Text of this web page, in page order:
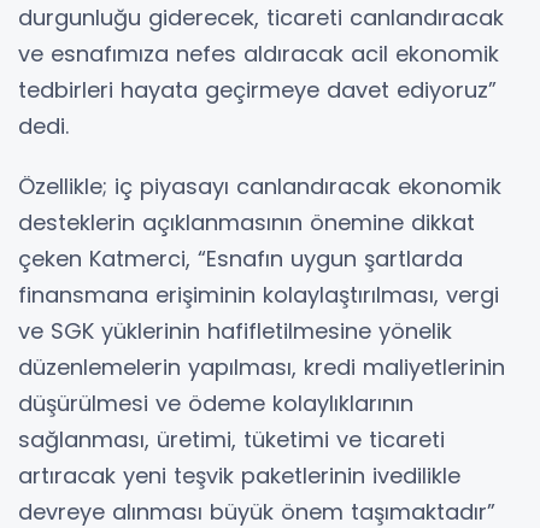
durgunluğu giderecek, ticareti canlandıracak
ve esnafımıza nefes aldıracak acil ekonomik
tedbirleri hayata geçirmeye davet ediyoruz”
dedi.
Özellikle; iç piyasayı canlandıracak ekonomik
desteklerin açıklanmasının önemine dikkat
çeken Katmerci, “Esnafın uygun şartlarda
finansmana erişiminin kolaylaştırılması, vergi
ve SGK yüklerinin hafifletilmesine yönelik
düzenlemelerin yapılması, kredi maliyetlerinin
düşürülmesi ve ödeme kolaylıklarının
sağlanması, üretimi, tüketimi ve ticareti
artıracak yeni teşvik paketlerinin ivedilikle
devreye alınması büyük önem taşımaktadır”